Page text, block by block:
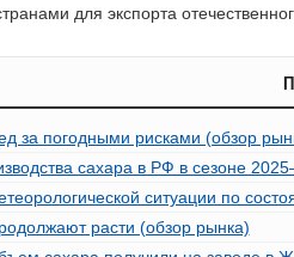
для экспорта
за погодными рисками (обзор
сахара в РФ в сезоне
ситуации по
расти (обзор рынка)